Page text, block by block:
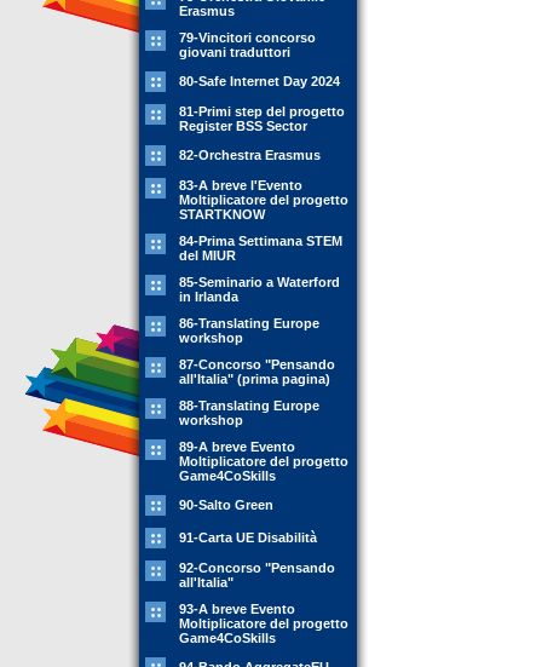
Erasmus
79-Vincitori concorso
giovani traduttori
80-Safe Internet Day 2024
81-Primi step del progetto
Register BSS Sector
82-Orchestra Erasmus
83-A breve l'Evento
Moltiplicatore del progetto
STARTKNOW
84-Prima Settimana STEM
del MIUR
85-Seminario a Waterford
in Irlanda
86-Translating Europe
workshop
87-Concorso "Pensando
all'Italia" (prima pagina)
88-Translating Europe
workshop
89-A breve Evento
Moltiplicatore del progetto
Game4CoSkills
90-Salto Green
91-Carta UE Disabilità
92-Concorso "Pensando
all'Italia"
93-A breve Evento
Moltiplicatore del progetto
Game4CoSkills